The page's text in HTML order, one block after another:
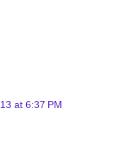
at 6:37 PM